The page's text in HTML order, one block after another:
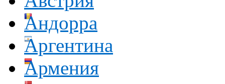
Андорра
Аргентина
Армения